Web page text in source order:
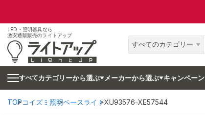
LED・照明器具なら
激安通販販売のライトアップ
すべてのカテゴリー
すべてカテゴリーから選ぶ メーカーから選ぶ キャンペーン
TOPコイズミ照明ベースライトXU93576-XE57544